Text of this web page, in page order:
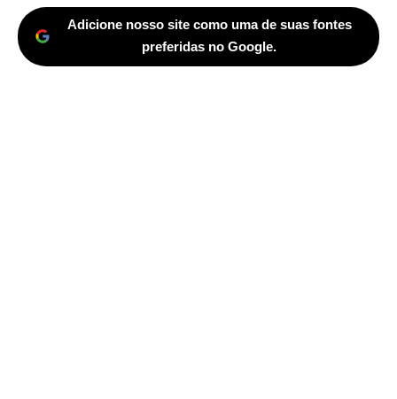
Adicione nosso site como uma de suas fontes
preferidas no Google.